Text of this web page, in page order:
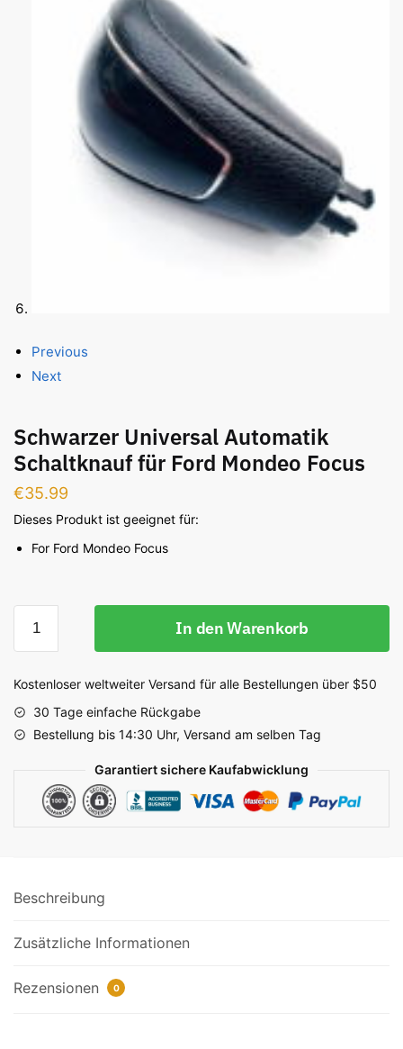
Previous
Next
Schwarzer Universal Automatik
Schaltknauf für Ford Mondeo Focus
€35.99
Dieses Produkt ist geeignet für:
For Ford Mondeo Focus
Universal
Schaltknauf
Ford
Mondeo
Menge
In den Warenkorb
Kostenloser weltweiter Versand für alle Bestellungen über $50
30 Tage einfache Rückgabe
Bestellung bis 14:30 Uhr, Versand am selben Tag
Garantiert sichere Kaufabwicklung
Beschreibung
Zusätzliche Informationen
Rezensionen 0